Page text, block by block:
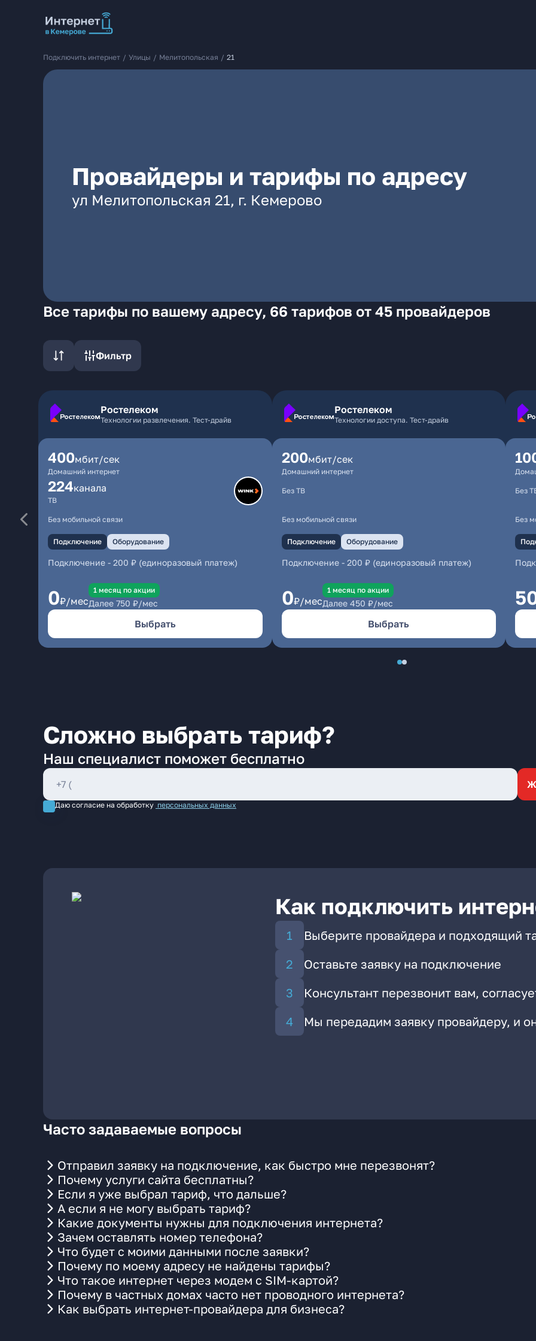
Подключить интернет / Улицы / Мелитопольская / 21
Провайдеры и тарифы по адресу
ул Мелитопольская 21, г. Кемерово
Все тарифы по вашему адресу, 66 тарифов от 45 провайдеров
Фильтр
Ростелеком
Технологии развлечения. Тест-драйв
400мбит/сек
Домашний интернет
224каналa
ТВ
Без мобильной связи
Подключение Оборудование
Подключение - 200 ₽ (единоразовый платеж)
0₽/мес
1 месяц по акции
Далее 750 ₽/мес
Выбрать
Ростелеком
Технологии доступа. Тест-драйв
200мбит/сек
Домашний интернет
Без ТВ
Без мобильной связи
Подключение Оборудование
Подключение- 200 ₽ (единоразовый платеж)
0₽/мес
1 месяц по акции
Далее 450 ₽/мес
Выбрать
Без
Без
Сложно выбрать тариф?
Наш специалист поможет бесплатно
Даю согласие на обработку персональных данных
Как подключить
Выберите провайдера и подходящий
Оставьте заявку на подключение
Консультант перезвонит вам,
Мы передадим заявку провайдеру, и
Часто задаваемые вопросы
Отправил заявку на подключение, как быстро мне перезвонят?
Почему услуги сайта бесплатны?
Если я уже выбрал тариф, что дальше?
А если я не могу выбрать тариф?
Какие документы нужны для подключения интернета?
Зачем оставлять номер телефона?
Что будет с моими данными после заявки?
Почему по моему адресу не найдены тарифы?
Что такое интернет через модем с SIM-картой?
Почему в частных домах часто нет проводного интернета?
Как выбрать интернет-провайдера для бизнеса?